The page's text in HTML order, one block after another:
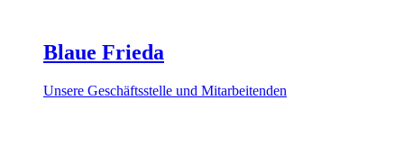
Blaue Frieda
Unsere Geschäftsstelle und Mitarbeitenden